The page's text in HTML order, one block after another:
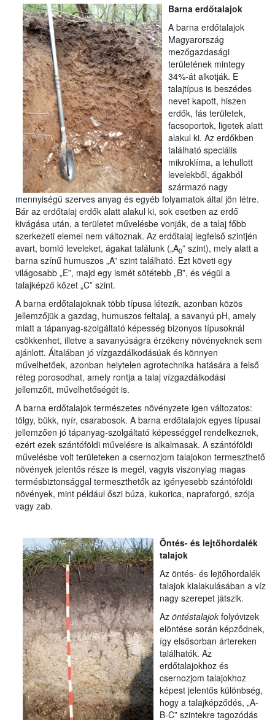
Barna erdőtalajok
A barna erdőtalajok
Magyarország
mezőgazdasági
területének mintegy
34%-át alkotják. E
talajtípus is beszédes
nevet kapott, hiszen
erdők, fás területek,
facsoportok, ligetek alatt
alakul ki. Az erdőkben
található speciális
mikroklíma, a lehullott
levelekből, ágakból
származó nagy
mennyiségű szerves anyag és egyéb folyamatok által jön létre.
Bár az erdőtalaj erdők alatt alakul ki, sok esetben az erdő
kivágása után, a területet művelésbe vonják, de a talaj főbb
szerkezeti elemei nem változnak. Az erdőtalaj legfelső szintjén
avart, bomló leveleket, ágakat találunk („A0” szint), mely alatt a
barna színű humuszos „A” szint található. Ezt követi egy
világosabb „E”, majd egy ismét sötétebb „B”, és végül a
talajképző kőzet „C” szint.
A barna erdőtalajoknak több típusa létezik, azonban közös
jellemzőjük a gazdag, humuszos feltalaj, a savanyú pH, amely
miatt a tápanyag-szolgáltató képesség bizonyos típusoknál
csökkenhet, illetve a savanyúságra érzékeny növényeknek sem
ajánlott. Általában jó vízgazdálkodásúak és könnyen
művelhetőek, azonban helytelen agrotechnika hatására a felső
réteg porosodhat, amely rontja a talaj vízgazdálkodási
jellemzőit, művelhetőségét is.
A barna erdőtalajok természetes növényzete igen változatos:
tölgy, bükk, nyír, csarabosok. A barna erdőtalajok egyes típusai
jellemzően jó tápanyag-szolgáltató képességgel rendelkeznek,
ezért ezek szántóföldi művelésre is alkalmasak. A szántóföldi
művelésbe volt területeken a csernozjom talajokon termeszthető
növények jelentős része is megél, vagyis viszonylag magas
termésbiztonsággal termeszthetők az igényesebb szántóföldi
növények, mint például őszi búza, kukorica, napraforgó, szója
vagy zab.
Öntés- és lejtőhordalék
talajok
Az öntés- és lejtőhordalék
talajok kialakulásában a víz
nagy szerepet játszik.
Az öntéstalajok folyóvizek
elöntése során képződnek,
így elsősorban ártereken
találhatók. Az
erdőtalajokhoz és
csernozjom talajokhoz
képest jelentős különbség,
hogy a talajképződés, „A-
B-C” szintekre tagozódás